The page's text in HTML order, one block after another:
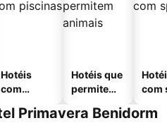
Hotéis
com
Hotéis que
permitem
com
Primavera Benidorm